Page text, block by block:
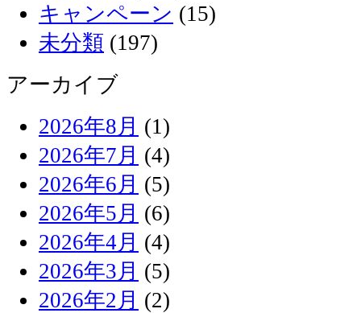
キャンペーン (15)
未分類 (197)
アーカイブ
2026年8月 (1)
2026年7月 (4)
2026年6月 (5)
2026年5月 (6)
2026年4月 (4)
2026年3月 (5)
2026年2月 (2)